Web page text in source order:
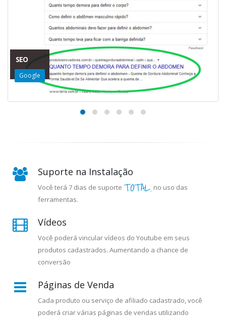
SEO
Google
Suporte na Instalação
Você terá 7 dias de suporte TOTAL. no uso das
ferramentas.
Vídeos
Você poderá vincular vídeos do Youtube em seus
produtos cadastrados. Aumentando a chance de
conversão
Páginas de Venda
Cada produto ou serviço de afiliado cadastrado, você
poderá criar várias páginas de vendas utilizando